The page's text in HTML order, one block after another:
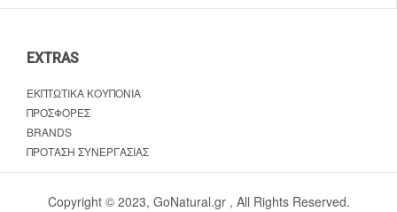
EXTRAS
ΕΚΠΤΩΤΙΚΆ ΚΟΥΠΌΝΙΑ
ΠΡΟΣΦΟΡΈΣ
BRANDS
ΠΡΌΤΑΣΗ ΣΥΝΕΡΓΑΣΊΑΣ
Copyright © 2023, GoNatural.gr , All Rights Reserved.